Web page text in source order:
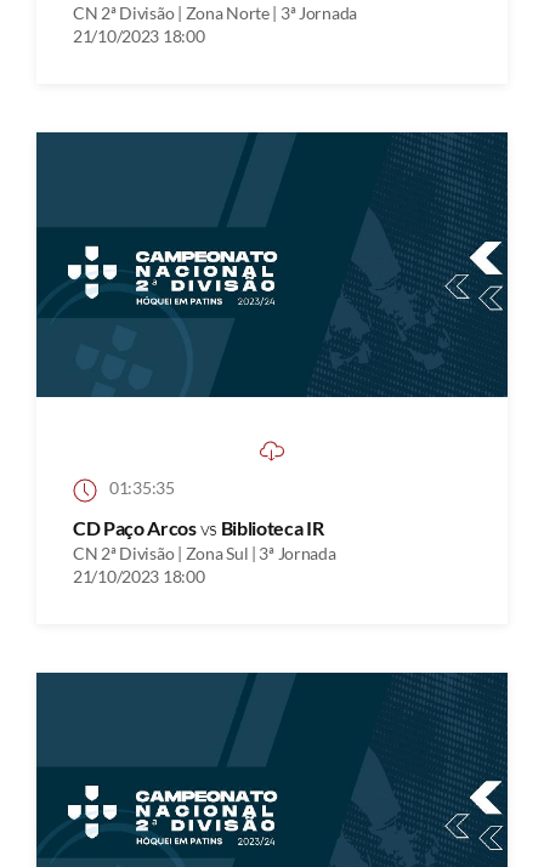
CN 2ª Divisão | Zona Norte | 3ª Jornada
21/10/2023 18:00
01:35:35
CD Paço Arcosvs Biblioteca IR
CN 2ª Divisão | Zona Sul | 3ª Jornada
21/10/2023 18:00